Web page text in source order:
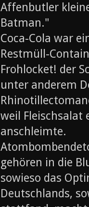
Affenbutler
Batman."
Coca-Cola war
Restmüll-
Frohlocket! der
unter anderem
weil Fleischsalat
anschleimte.
gehören in die
sowieso das
Deutschlands,